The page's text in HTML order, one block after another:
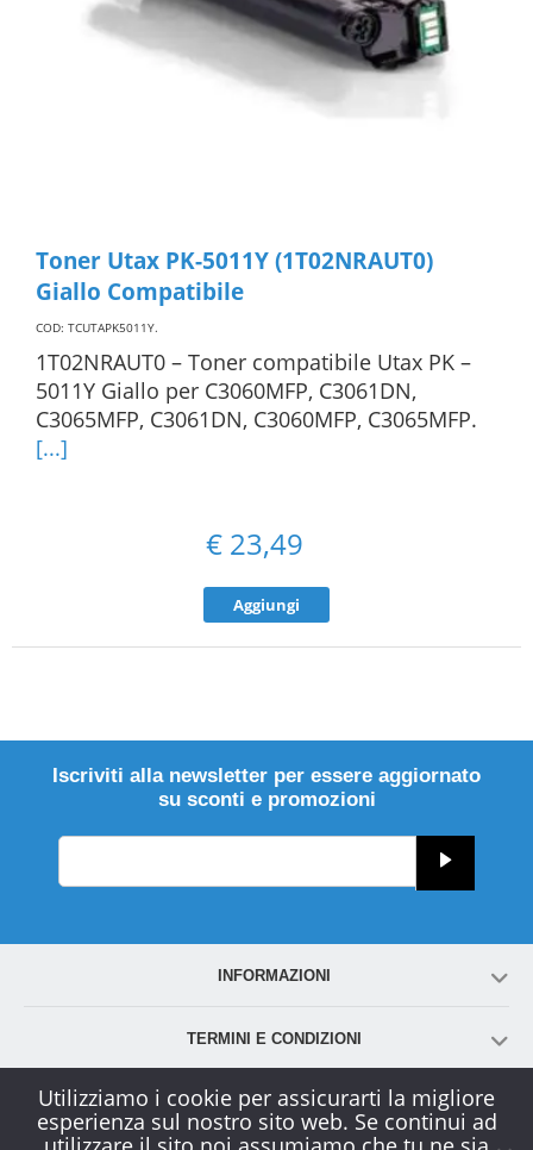
Toner Utax PK-5011Y (1T02NRAUT0)
Giallo Compatibile
COD: TCUTAPK5011Y.
1T02NRAUT0 – Toner compatibile Utax PK –
5011Y Giallo per C3060MFP, C3061DN,
C3065MFP, C3061DN, C3060MFP, C3065MFP.
[...]
€ 23,49
Aggiungi
Iscriviti alla newsletter per essere aggiornato
su sconti e promozioni
INFORMAZIONI
TERMINI E CONDIZIONI
ACCOUNT
Utilizziamo i cookie per assicurarti la migliore
esperienza sul nostro sito web. Se continui ad